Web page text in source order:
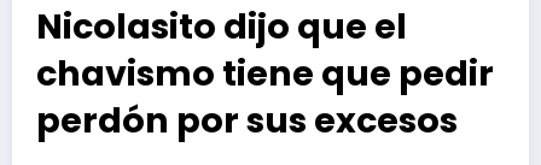
Nicolasito dijo que el
chavismo tiene que pedir
perdón por sus excesos